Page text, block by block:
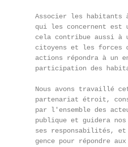
Associer les habitants
qui les concernent est
cela contribue aussi à
citoyens et les forces
actions répondra à un
participation des
Nous avons travaillé
partenariat étroit,
par l'ensemble des
publique et guidera
ses responsabilités,
gence pour répondre